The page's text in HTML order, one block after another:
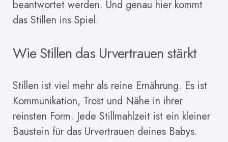
beantwortet werden. Und genau hier kommt
das Stillen ins Spiel.
Wie Stillen das Urvertrauen stärkt
Stillen ist viel mehr als reine Ernährung. Es ist
Kommunikation, Trost und Nähe in ihrer
reinsten Form. Jede Stillmahlzeit ist ein kleiner
Baustein für das Urvertrauen deines Babys.